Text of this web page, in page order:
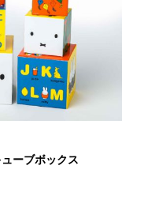
ーブボックス